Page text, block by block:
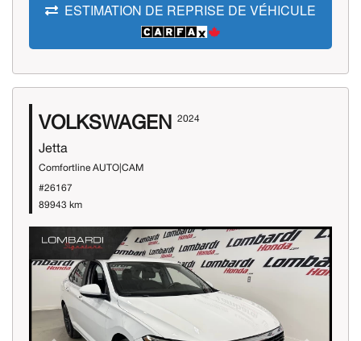
ESTIMATION DE REPRISE DE VÉHICULE
VOLKSWAGEN 2024
Jetta
Comfortline AUTO|CAM
#26167
89943 km